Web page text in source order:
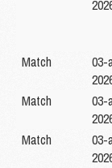
Match
03-
Match
03-
Match
03-